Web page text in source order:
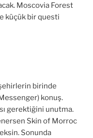
Moscovia Forest
küçük bir questi
birinde
konuş.
gerektiğini unutma.
Skin of Morroc
Sonunda